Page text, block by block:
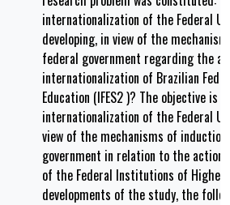
internationalization of the Federal
developing, in view of the
federal government regarding the
internationalization of Brazilian
Education (IFES2 )? The objective is
internationalization of the Federal
view of the mechanisms of
government in relation to the
of the Federal Institutions of Higher
developments of the study, the